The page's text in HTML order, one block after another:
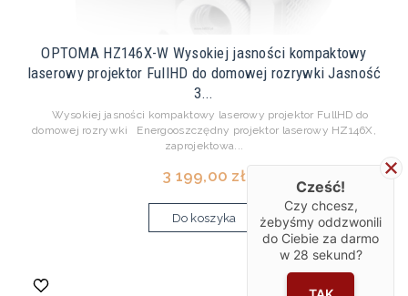
OPTOMA HZ146X-W Wysokiej jasności kompaktowy
laserowy projektor FullHD do domowej rozrywki Jasność
3...
Wysokiej jasności kompaktowy laserowy projektor FullHD do
domowej rozrywki Energooszczędny projektor laserowy HZ146X,
zaprojektowa...
3 199,00 zł
Do koszyka
Cześć!
Czy chcesz,
żebyśmy oddzwonili
do Ciebie za darmo
w 28 sekund?